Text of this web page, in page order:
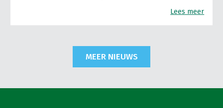
Lees meer
MEER NIEUWS